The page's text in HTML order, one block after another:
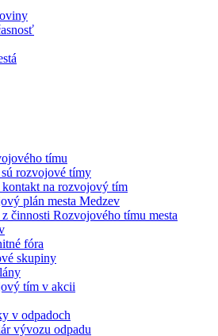
tímu
rozvojové tímy
kontakt na rozvojový tím
plán mesta Medzev
z činnosti Rozvojového tímu mesta
fóra
skupiny
tím v akcii
v odpadoch
vývozu odpadu